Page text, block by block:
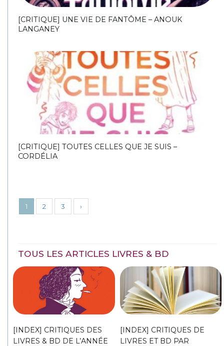
[CRITIQUE] UNE VIE DE FANTÔME – ANOUK
LANGANEY
[CRITIQUE] TOUTES CELLES QUE JE SUIS –
CORDÉLIA
1 2 3 ›
TOUS LES ARTICLES LIVRES & BD
[INDEX] CRITIQUES DES
LIVRES & BD DE L’ANNÉE
[INDEX] CRITIQUES DE
LIVRES ET BD PAR